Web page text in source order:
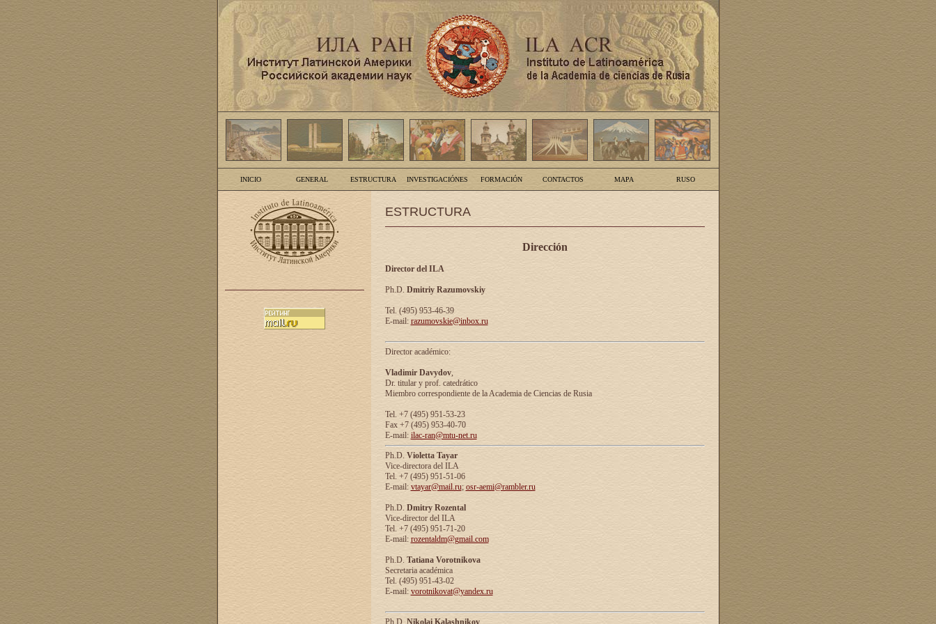
INICIO GENERAL ESTRUCTURA INVESTIGACIÓNES FORMACIÓN CONTACTOS MAPA RUSO
ESTRUCTURA
Dirección
Director del ILA
Ph.D. Dmitriy Razumovskiy
Tel. (495) 953-46-39
E-mail: razumovskie@inbox.ru
Director académico:
Vladimir Davydov,
Dr. titular y prof. catedrático
Miembro correspondiente de la Academia de Ciencias de Rusia
Tel. +7 (495) 951-53-23
Fax +7 (495) 953-40-70
E-mail: ilac-ran@mtu-net.ru
Ph.D. Violetta Tayar
Vice-directora del ILA
Tel. +7 (495) 951-51-06
E-mail: vtayar@mail.ru; osr-aemi@rambler.ru
Ph.D. Dmitry Rozental
Vice-director del ILA
Tel. +7 (495) 951-71-20
E-mail: rozentaldm@gmail.com
Ph.D. Tatiana Vorotnikova
Secretaria académica
Tel. (495) 951-43-02
E-mail: vorotnikovat@yandex.ru
Ph.D. Nikolai Kalashnikov